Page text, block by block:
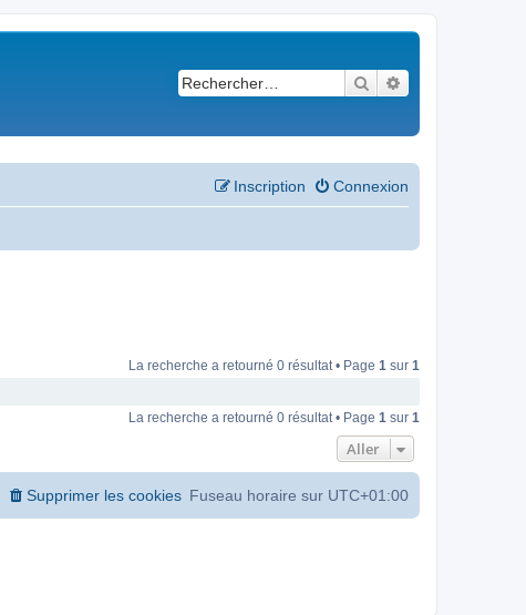
Rechercher
Connexion
Inscription
La recherche a retourné 0 résultat • Page 1 sur 1
La recherche a retourné 0 résultat • Page 1 sur 1
Aller
Fuseau horaire sur UTC+01:00
Supprimer les cookies